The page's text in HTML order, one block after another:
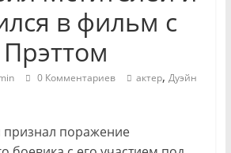
в фильм с
0 Комментариев актер, Дуэйн
поражение